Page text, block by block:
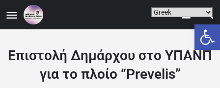
Επιστολή Δημάρχου στο ΥΠΑΝΠ
για το πλοίο “Prevelis”